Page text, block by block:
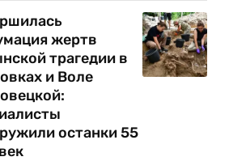
жертв
трагедии в
и Воле
останки 55